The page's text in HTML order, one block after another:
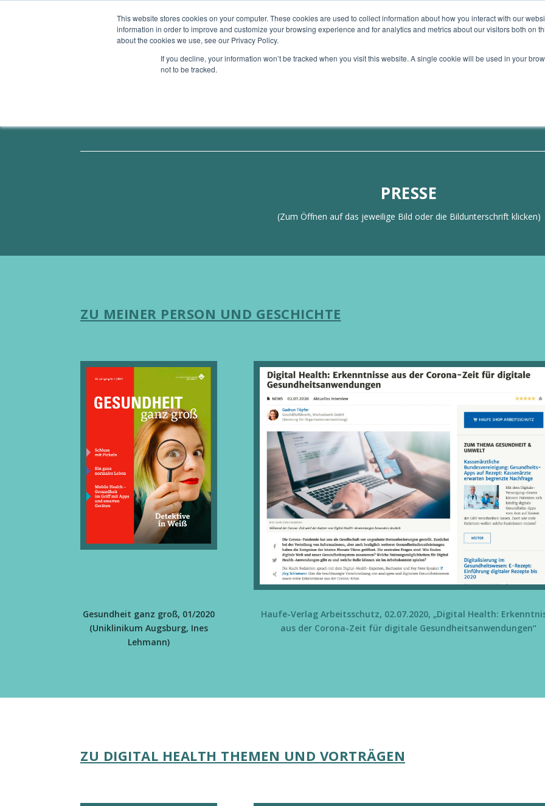
This website stores cookies on your computer. These cookies are used to collect information about how you interact with our
information in order to improve and customize your browsing experience and for analytics and metrics about our visitors both on
about the cookies we use, see our Privacy Policy.
If you decline, your information won’t be tracked when you visit this website. A single cookie will be used in your
not to be tracked.
GESUNDHEITS-APPS SMARTE GERÄTE MEIN ANGEBOT
PRESSE
(Zum Öffnen auf das jeweilige Bild oder die Bildunterschrift klicken)
ZU MEINER PERSON UND GESCHICHTE
Gesundheit ganz groß, 01/2020
(Uniklinikum Augsburg, Ines
Lehmann)
Haufe-Verlag Arbeitsschutz, 02.07.2020, „Digital Health:
aus der Corona-Zeit für digitale Gesundheitsanwendungen“
ZU DIGITAL HEALTH THEMEN UND VORTRÄGEN